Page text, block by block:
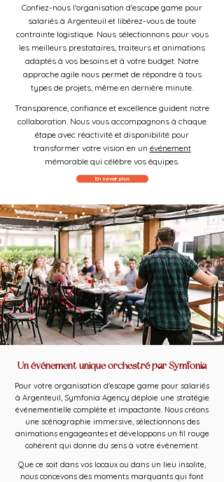
Confiez-nous l'organisation d'escape game pour
salariés à Argenteuil et libérez-vous de toute
contrainte logistique. Nous sélectionnons pour vous
les meilleurs prestataires, traiteurs et animations
adaptés à vos besoins et à votre budget. Notre
approche agile nous permet de répondre à tous
types de projets, même en dernière minute.
Transparence, confiance et excellence guident notre
collaboration. Nous vous accompagnons à chaque
étape avec réactivité et disponibilité pour
transformer votre vision en un événement
mémorable qui célèbre vos équipes.
En savoir plus
Un événement unique orchestré par Symfonia
Pour votre organisation d'escape game pour salariés
à Argenteuil, Symfonia Agency déploie une stratégie
événementielle complète et impactante. Nous créons
une scénographie immersive, sélectionnons des
animations engageantes et développons un fil rouge
cohérent qui donne du sens à votre événement.
Que ce soit dans vos locaux ou dans un lieu insolite,
nous concevons des moments marquants qui font